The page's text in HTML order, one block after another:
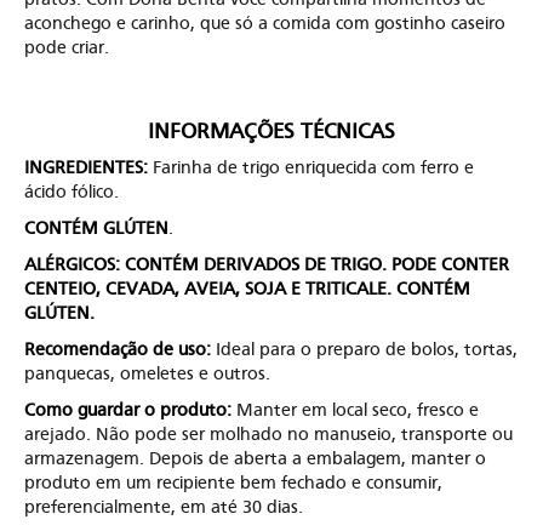
aconchego e carinho, que só a comida com gostinho caseiro
pode criar.
INFORMAÇÕES TÉCNICAS
INGREDIENTES: Farinha de trigo enriquecida com ferro e
ácido fólico.
CONTÉM GLÚTEN
ALÉRGICOS: CONTÉM DERIVADOS DE TRIGO. PODE CONTER
CENTEIO, CEVADA, AVEIA, SOJA E TRITICALE. CONTÉM
GLÚTEN.
Recomendação de uso: Ideal para o preparo de bolos, tortas,
panquecas, omeletes e outros.
Como guardar o produto: Manter em local seco, fresco e
arejado. Não pode ser molhado no manuseio, transporte ou
armazenagem. Depois de aberta a embalagem, manter o
produto em um recipiente bem fechado e consumir,
preferencialmente, em até 30 dias.